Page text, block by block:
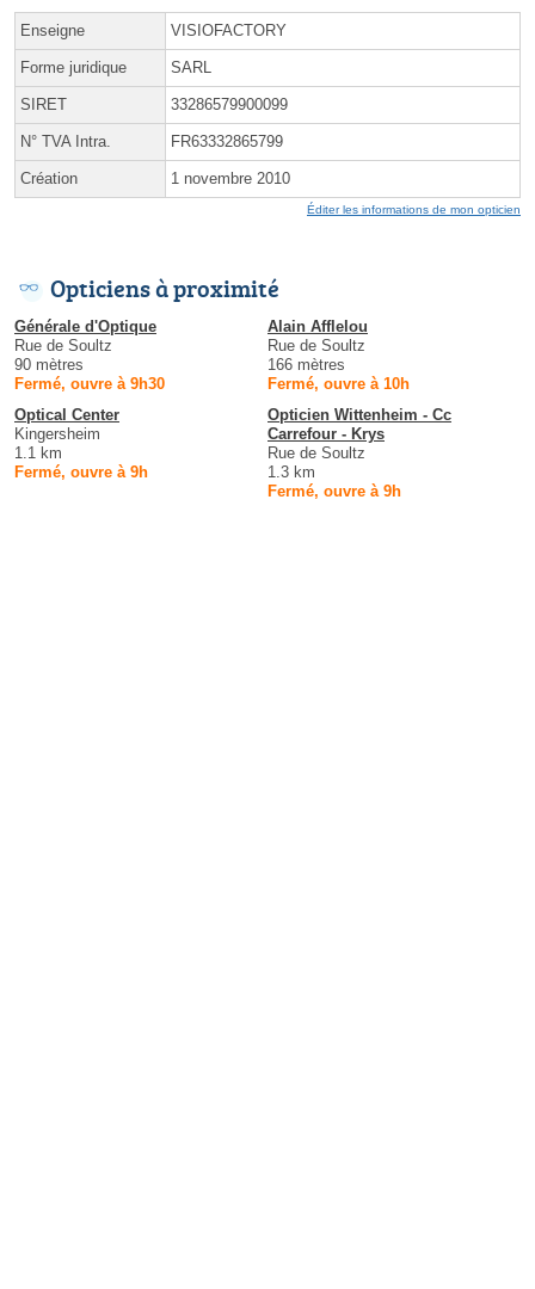
Enseigne VISIOFACTORY
Forme juridique SARL
SIRET 33286579900099
N° TVA Intra. FR63332865799
Création 1 novembre 2010
Éditer les informations de mon opticien
Opticiens à proximité
Générale d'Optique
Rue de Soultz
90 mètres
Fermé, ouvre à 9h30
Alain Afflelou
Rue de Soultz
166 mètres
Fermé, ouvre à 10h
Optical Center
Kingersheim
1.1 km
Fermé, ouvre à 9h
Opticien Wittenheim - Cc
Carrefour - Krys
Rue de Soultz
1.3 km
Fermé, ouvre à 9h